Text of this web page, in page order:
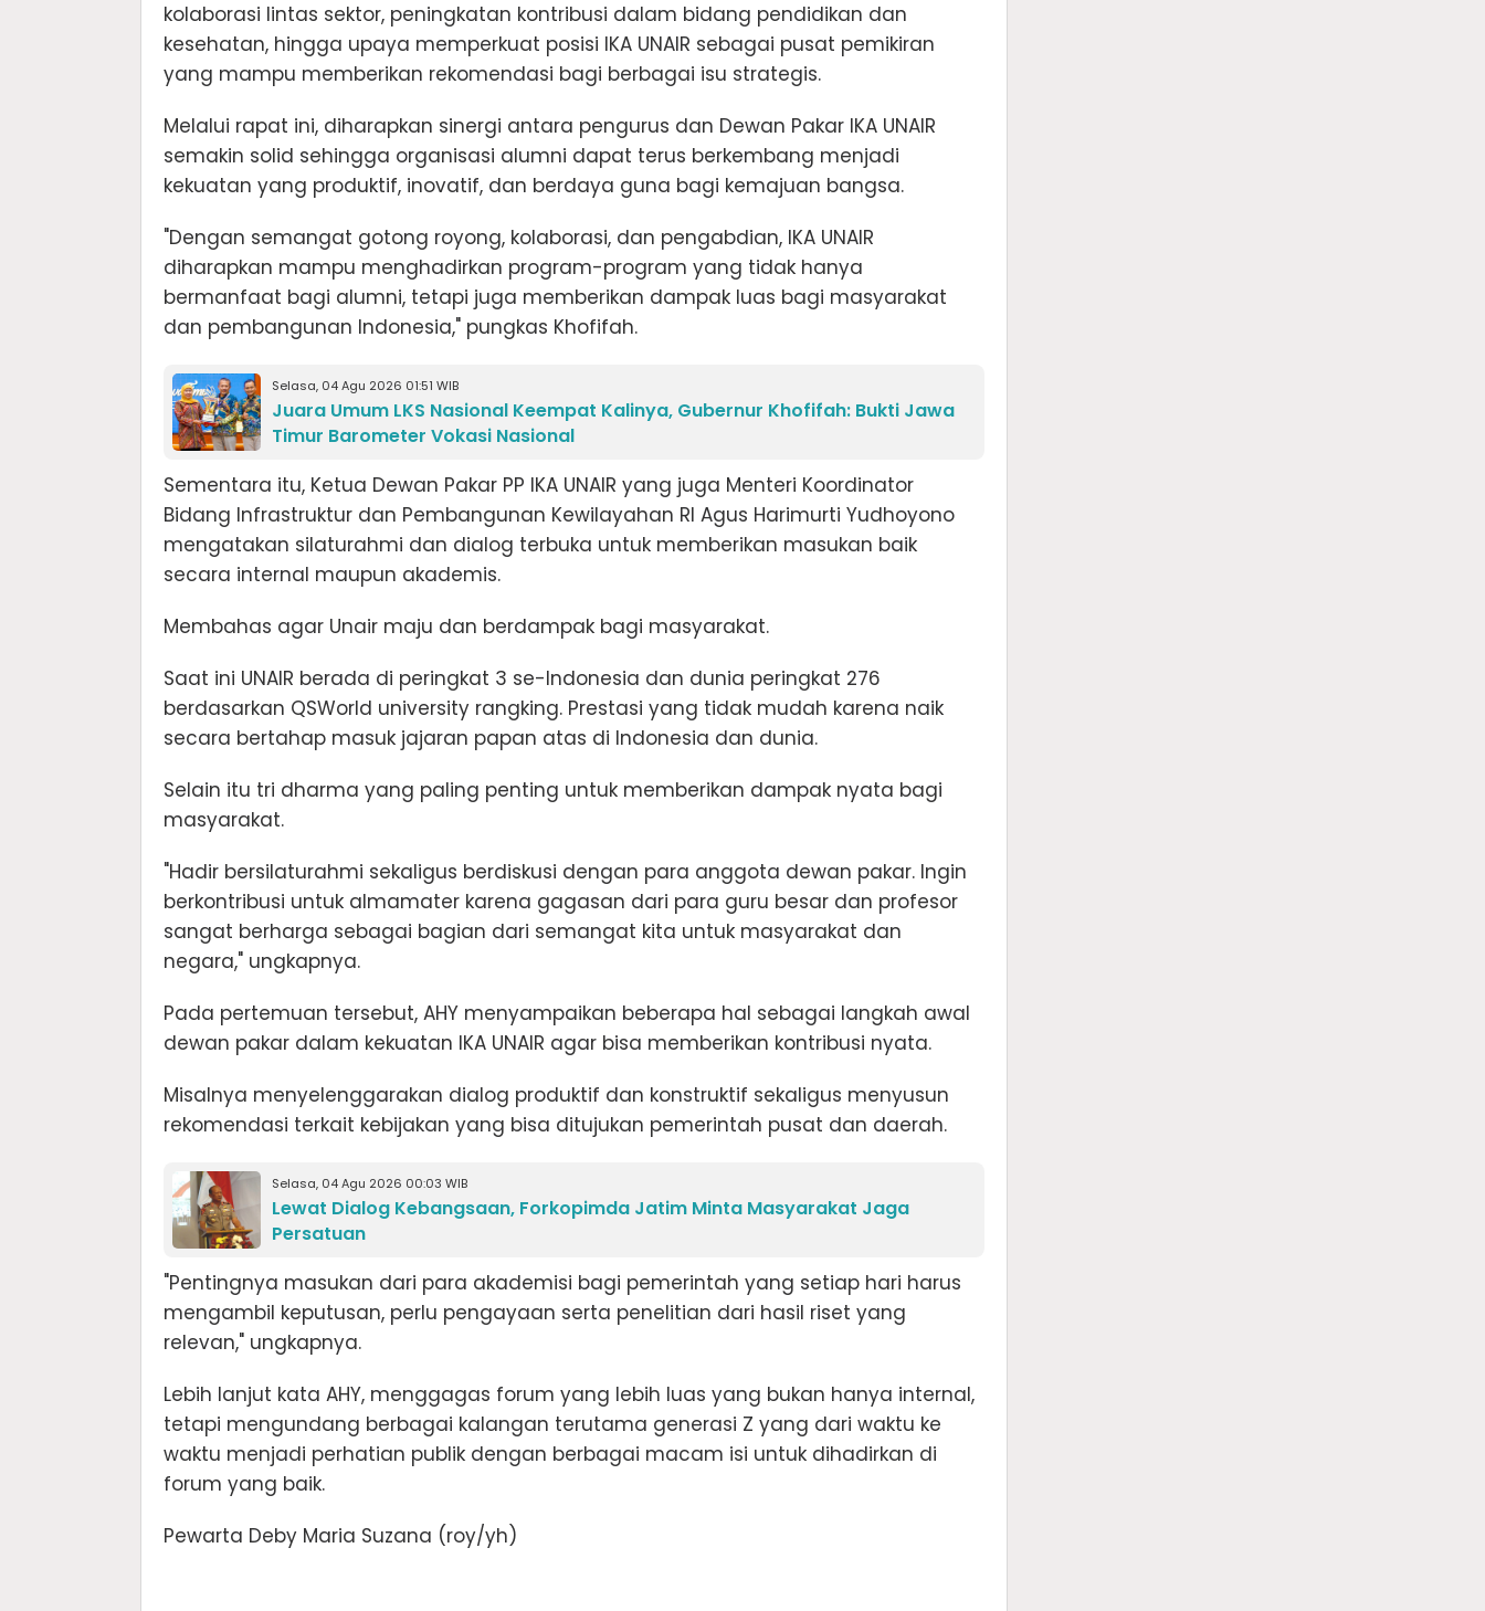
kolaborasi lintas sektor, peningkatan kontribusi dalam bidang pendidikan dan
kesehatan, hingga upaya memperkuat posisi IKA UNAIR sebagai pusat pemikiran
yang mampu memberikan rekomendasi bagi berbagai isu strategis.
Melalui rapat ini, diharapkan sinergi antara pengurus dan Dewan Pakar IKA UNAIR
semakin solid sehingga organisasi alumni dapat terus berkembang menjadi
kekuatan yang produktif, inovatif, dan berdaya guna bagi kemajuan bangsa.
"Dengan semangat gotong royong, kolaborasi, dan pengabdian, IKA UNAIR
diharapkan mampu menghadirkan program-program yang tidak hanya
bermanfaat bagi alumni, tetapi juga memberikan dampak luas bagi masyarakat
dan pembangunan Indonesia," pungkas Khofifah.
Selasa, 04 Agu 2026 01:51 WIB
Juara Umum LKS Nasional Keempat Kalinya, Gubernur Khofifah: Bukti Jawa
Timur Barometer Vokasi Nasional
Sementara itu, Ketua Dewan Pakar PP IKA UNAIR yang juga Menteri Koordinator
Bidang Infrastruktur dan Pembangunan Kewilayahan RI Agus Harimurti Yudhoyono
mengatakan silaturahmi dan dialog terbuka untuk memberikan masukan baik
secara internal maupun akademis.
Membahas agar Unair maju dan berdampak bagi masyarakat.
Saat ini UNAIR berada di peringkat 3 se-Indonesia dan dunia peringkat 276
berdasarkan QSWorld university rangking. Prestasi yang tidak mudah karena naik
secara bertahap masuk jajaran papan atas di Indonesia dan dunia.
Selain itu tri dharma yang paling penting untuk memberikan dampak nyata bagi
masyarakat.
"Hadir bersilaturahmi sekaligus berdiskusi dengan para anggota dewan pakar. Ingin
berkontribusi untuk almamater karena gagasan dari para guru besar dan profesor
sangat berharga sebagai bagian dari semangat kita untuk masyarakat dan
negara," ungkapnya.
Pada pertemuan tersebut, AHY menyampaikan beberapa hal sebagai langkah awal
dewan pakar dalam kekuatan IKA UNAIR agar bisa memberikan kontribusi nyata.
Misalnya menyelenggarakan dialog produktif dan konstruktif sekaligus menyusun
rekomendasi terkait kebijakan yang bisa ditujukan pemerintah pusat dan daerah.
Selasa, 04 Agu 2026 00:03 WIB
Lewat Dialog Kebangsaan, Forkopimda Jatim Minta Masyarakat Jaga
Persatuan
"Pentingnya masukan dari para akademisi bagi pemerintah yang setiap hari harus
mengambil keputusan, perlu pengayaan serta penelitian dari hasil riset yang
relevan," ungkapnya.
Lebih lanjut kata AHY, menggagas forum yang lebih luas yang bukan hanya internal,
tetapi mengundang berbagai kalangan terutama generasi Z yang dari waktu ke
waktu menjadi perhatian publik dengan berbagai macam isi untuk dihadirkan di
forum yang baik.
Pewarta Deby Maria Suzana (roy/yh)